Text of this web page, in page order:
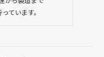
ています。